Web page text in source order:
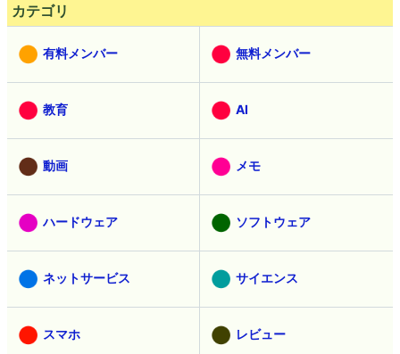
カテゴリ
有料メンバー 無料メンバー
教育 AI
動画 メモ
ハードウェア ソフトウェア
ネットサービス サイエンス
スマホ レビュー